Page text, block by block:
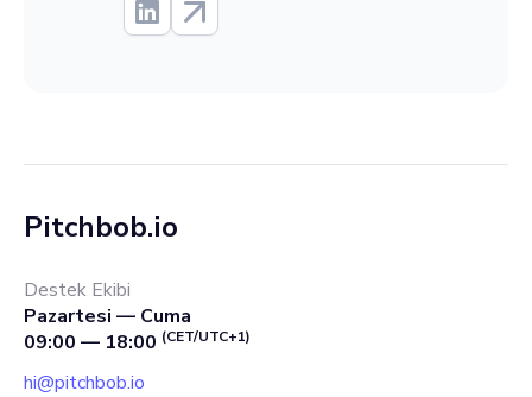
Pitchbob.io
Destek Ekibi
Pazartesi — Cuma
09:00 — 18:00 (CET/UTC+1)
hi@pitchbob.io